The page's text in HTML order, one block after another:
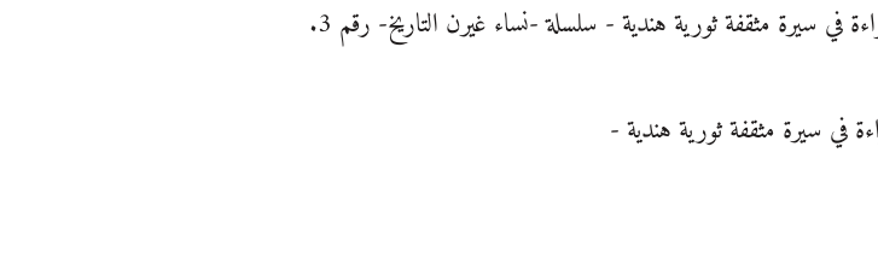
في سيرة مثقفة ثورية هندية - سلسلة -نساء غيرن التاريخ- رقم 3.
في سيرة مثقفة ثورية هندية -